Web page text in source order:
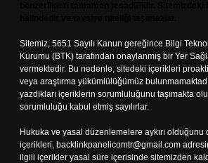
Sitemiz, 5651 Sayılı Kanun gereğince Bilgi
Kurumu (BTK) tarafından onaylanmış bir Yer
vermektedir. Bu nedenle, sitedeki içerikleri
veya araştırma yükümlülüğümüz
yazdıkları içeriklerin sorumluluğunu taşımakta
sorumluluğu kabul etmiş sayılırlar.
Hukuka ve yasal düzenlemelere aykırı
içerikleri, backlinkpanelicomtr@gmail.com
ilgili içerikler yasal süre içerisinde sitemizden